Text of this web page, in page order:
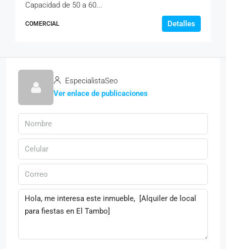
Capacidad de 50 a 60...
COMERCIAL Detalles
EspecialistaSeo
Ver enlace de publicaciones